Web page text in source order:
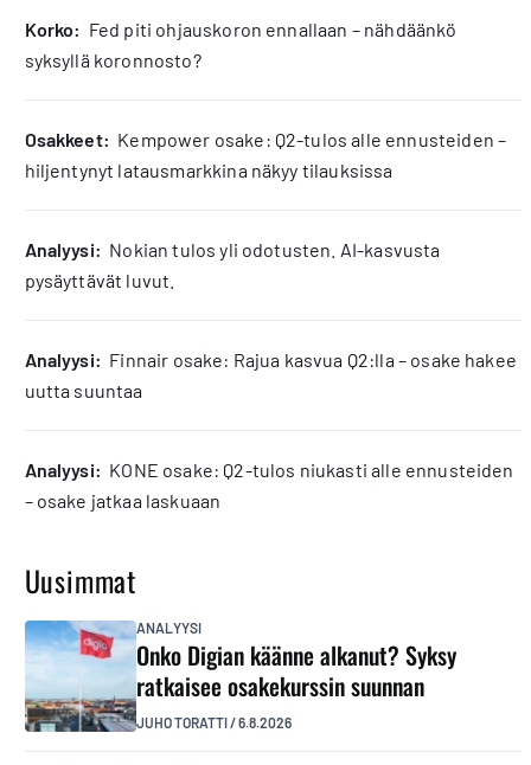
korko: Fed piti ohjauskoron ennallaan – nähdäänkö
syksyllä koronnosto?
osakkeet: Kempower osake: Q2-tulos alle ennusteiden –
hiljentynyt latausmarkkina näkyy tilauksissa
analyysi: Nokian tulos yli odotusten. AI-kasvusta
pysäyttävät luvut.
analyysi: Finnair osake: Rajua kasvua Q2:lla – osake hakee
uutta suuntaa
analyysi: KONE osake: Q2-tulos niukasti alle ennusteiden
– osake jatkaa laskuaan
Uusimmat
ANALYYSI
Onko Digian käänne alkanut? Syksy
ratkaisee osakekurssin suunnan
JUHO TORATTI/6.8.2026